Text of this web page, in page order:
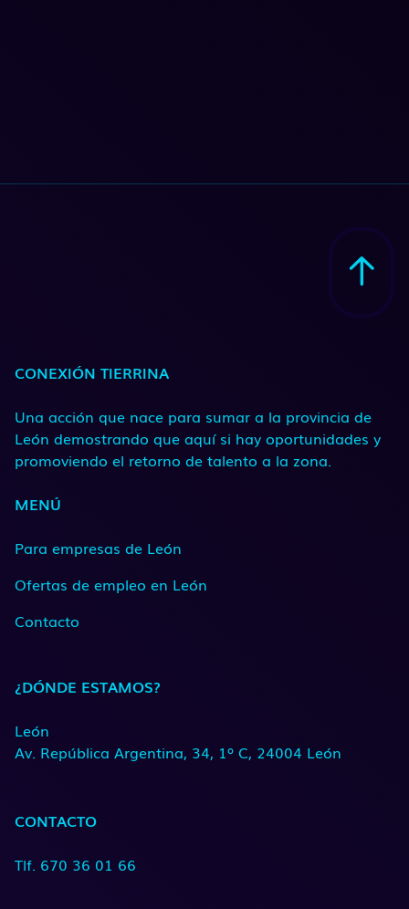
CONEXIÓN TIERRINA
Una acción que nace para sumar a la provincia de
León demostrando que aquí si hay oportunidades y
promoviendo el retorno de talento a la zona.
MENÚ
Para empresas de León
Ofertas de empleo en León
Contacto
¿DÓNDE ESTAMOS?
León
Av. República Argentina, 34, 1º C, 24004 León
CONTACTO
Tlf. 670 36 01 66